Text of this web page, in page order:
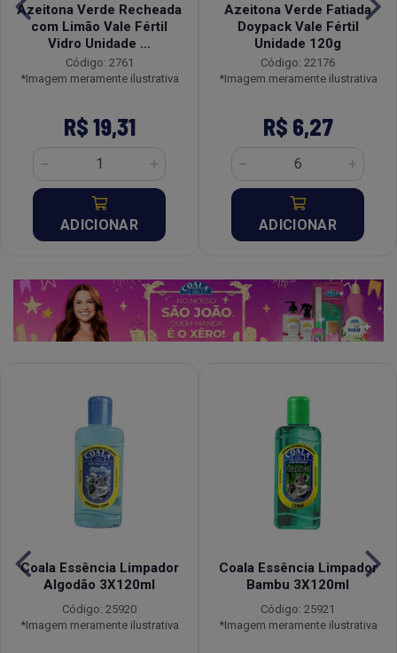
Azeitona Verde Recheada
com Limão Vale Fértil
Vidro Unidade ...
Código: 2761
*Imagem meramente ilustrativa
R$ 19,31
ADICIONAR
Azeitona Verde Fatiada
Doypack Vale Fértil
Unidade 120g
Código: 22176
*Imagem meramente ilustrativa
R$ 6,27
ADICIONAR
Coala Essência Limpador
Algodão 3X120ml
Código: 25920
*Imagem meramente ilustrativa
Coala Essência Limpador
Bambu 3X120ml
Código: 25921
*Imagem meramente ilustrativa